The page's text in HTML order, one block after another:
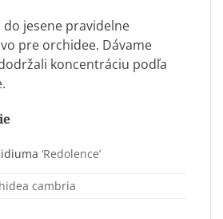
do jesene pravidelne
pre orchidee. Dávame
koncentráciu podľa
‘Redolence’
cambria